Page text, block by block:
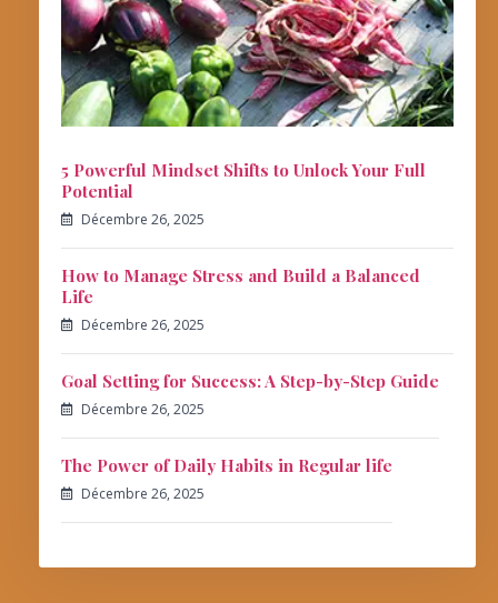
5 Powerful Mindset Shifts to Unlock Your Full
Potential
Décembre 26, 2025
How to Manage Stress and Build a Balanced
Life
Décembre 26, 2025
Goal Setting for Success: A Step-by-Step Guide
Décembre 26, 2025
The Power of Daily Habits in Regular life
Décembre 26, 2025